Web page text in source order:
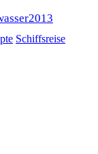
Schiffsreise